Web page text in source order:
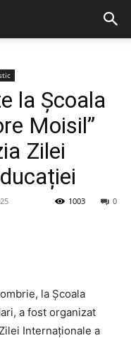
la Școala
Moisil”
Zilei
0
1003
la Școala
a fost organizat
Internaționale a